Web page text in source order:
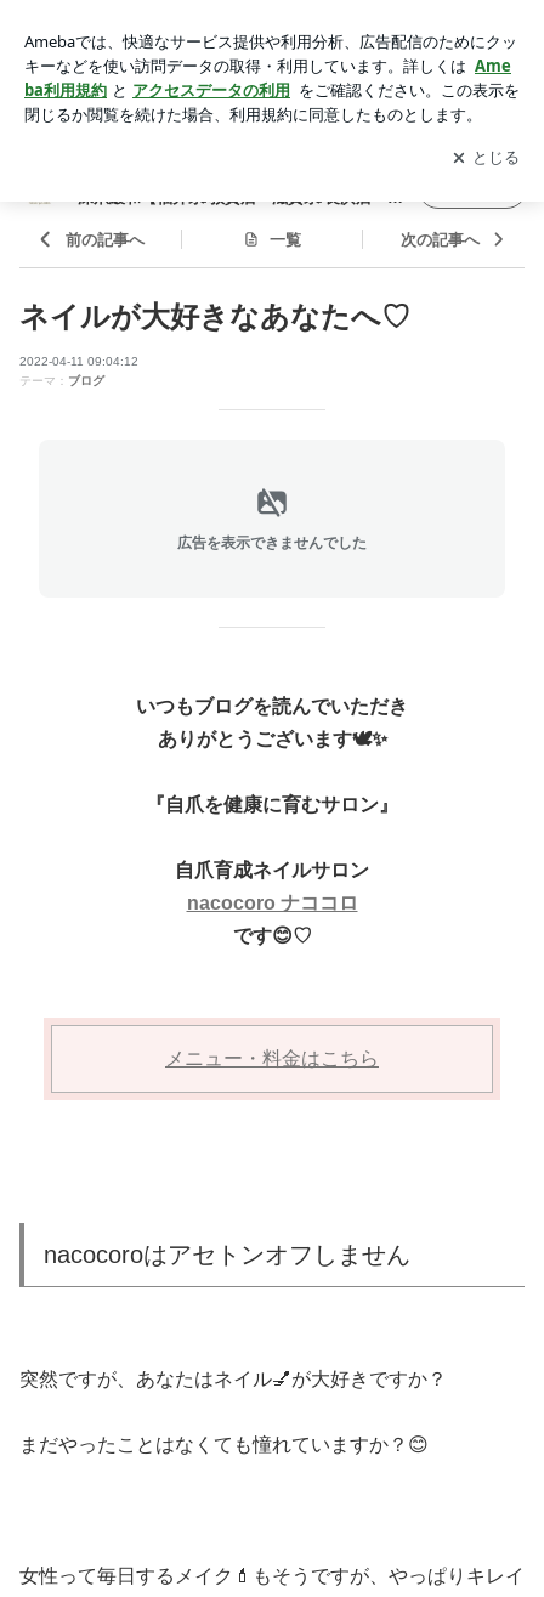
o ナココロ 深爪緩和【福井県/敦賀店・滋賀県/長浜店・大阪
府/豊中店・山口県/山口店・愛知県/尾張旭店】
アプリをダウンロードして ブログの更新通知
を受け取りまし
ょう。
開く
深爪緩和【福井県/敦賀店・滋賀県/長浜店・大
店】
前の記事へ 一覧 次の記事へ
ネイルが大好きなあなたへ♡
2022-04-11 09:04:12
テーマ： ブログ
広告を表示できませんでした
いつもブログを読んでいただき
ありがとうございます🕊✨
『自爪を健康に育むサロン』
自爪育成ネイルサロン
nacocoro ナココロ
です😊♡
メニュー・料金はこちら
nacocoroはアセトンオフしません
突然ですが、あなたはネイル💅が大好きですか？
まだやったことはなくても憧れていますか？ 😊
女性って毎日するメイク 💄 もそうですが、 やっぱりキレイ